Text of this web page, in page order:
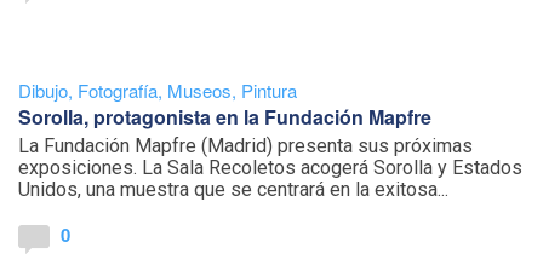
Dibujo, Fotografía, Museos, Pintura
Sorolla, protagonista en la Fundación Mapfre
La Fundación Mapfre (Madrid) presenta sus próximas
exposiciones. La Sala Recoletos acogerá Sorolla y Estados
Unidos, una muestra que se centrará en la exitosa...
0